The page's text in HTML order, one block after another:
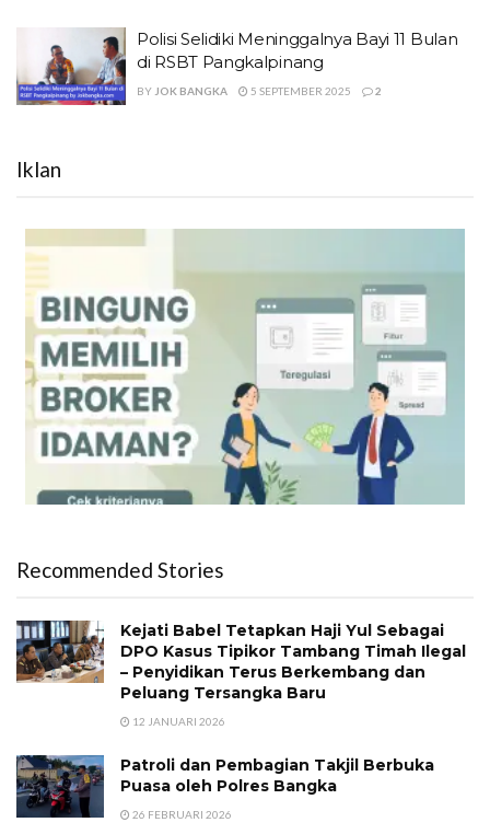
Polisi Selidiki Meninggalnya Bayi 11 Bulan
di RSBT Pangkalpinang
BY JOK BANGKA 5 SEPTEMBER 2025 2
Iklan
Recommended Stories
Kejati Babel Tetapkan Haji Yul Sebagai
DPO Kasus Tipikor Tambang Timah Ilegal
– Penyidikan Terus Berkembang dan
Peluang Tersangka Baru
12 JANUARI 2026
Patroli dan Pembagian Takjil Berbuka
Puasa oleh Polres Bangka
26 FEBRUARI 2026